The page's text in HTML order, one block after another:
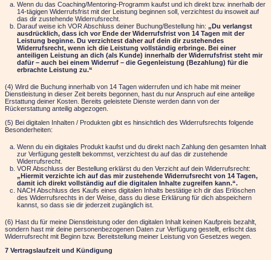
Wenn du das Coaching/Mentoring-Programm kaufst und ich direkt bzw. innerhalb der
14-tägigen Widerrufsfrist mit der Leistung beginnen soll, verzichtest du insoweit auf
das dir zustehende Widerrufsrecht.
Darauf weise ich VOR Abschluss deiner Buchung/Bestellung hin: „Du verlangst
ausdrücklich, dass ich vor Ende der Widerrufsfrist von 14 Tagen mit der
Leistung beginne. Du verzichtest daher auf dein dir zustehendes
Widerrufsrecht, wenn ich die Leistung vollständig erbringe. Bei einer
anteiligen Leistung an dich (als Kunde) innerhalb der Widerrufsfrist steht mir
dafür – auch bei einem Widerruf – die Gegenleistung (Bezahlung) für die
erbrachte Leistung zu.“
(4) Wird die Buchung innerhalb von 14 Tagen widerrufen und ich habe mit meiner
Dienstleistung in dieser Zeit bereits begonnen, hast du nur Anspruch auf eine anteilige
Erstattung deiner Kosten. Bereits geleistete Dienste werden dann von der
Rückerstattung anteilig abgezogen.
(5) Bei digitalen Inhalten / Produkten gibt es hinsichtlich des Widerrufsrechts folgende
Besonderheiten:
Wenn du ein digitales Produkt kaufst und du direkt nach Zahlung den gesamten Inhalt
zur Verfügung gestellt bekommst, verzichtest du auf das dir zustehende
Widerrufsrecht.
VOR Abschluss der Bestellung erklärst du den Verzicht auf dein Widerrufsrecht:
„Hiermit verzichte ich auf das mir zustehende Widerrufsrecht von 14 Tagen,
damit ich direkt vollständig auf die digitalen Inhalte zugreifen kann.“.
NACH Abschluss des Kaufs eines digitalen Inhalts bestätige ich dir das Erlöschen
des Widerrufsrechts in der Weise, dass du diese Erklärung für dich abspeichern
kannst, so dass sie dir jederzeit zugänglich ist.
(6) Hast du für meine Dienstleistung oder den digitalen Inhalt keinen Kaufpreis bezahlt,
sondern hast mir deine personenbezogenen Daten zur Verfügung gestellt, erlischt das
Widerrufsrecht mit Beginn bzw. Bereitstellung meiner Leistung von Gesetzes wegen.
7 Vertragslaufzeit und Kündigung